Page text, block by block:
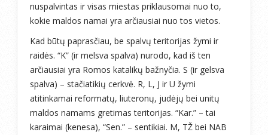
nuspalvintas ir visas miestas priklausomai nuo to,
kokie maldos namai yra arčiausiai nuo tos vietos.
Kad būtų paprasčiau, be spalvų teritorijas žymi ir
raidės. “K” (ir melsva spalva) nurodo, kad iš ten
arčiausiai yra Romos katalikų bažnyčia. S (ir gelsva
spalva) – stačiatikių cerkvė. R, L, J ir U žymi
atitinkamai reformatų, liuteronų, judėjų bei unitų
maldos namams gretimas teritorijas. “Kar.” – tai
karaimai (kenesa), “Sen.” – sentikiai. M, TŽ bei NAB